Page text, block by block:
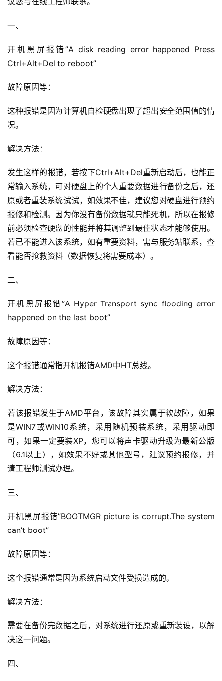
一、
开机黑屏报错”A disk reading error happened Press
Ctrl+Alt+Del to reboot”
故障原因等：
这种报错是因为计算机自检硬盘出现了超出安全范围值的情
况。
解决方法：
发生这样的报错，若按下Ctrl+Alt+Del重新启动后，也能正
常输入系统，可对硬盘上的个人重要数据进行备份之后，还
原或者重装系统试试，如效果不佳，建议您对硬盘进行预约
报修和检测。 因为你没有备份数据就只能死机，所以在报修
前必须检查硬盘的性能并将其调整到最佳状态才能够使用。
若已不能进入该系统，如有重要资料，需与服务站联系，查
看能否抢救资料（数据恢复将需要成本）。
二、
开机黑屏报错”A Hyper Transport sync flooding error
happened on the last boot”
故障原因等：
这个报错通常指开机报错AMD中HT总线。
解决方法：
若该报错发生于AMD平台，该故障其实属于软故障，如果
是WIN7或WIN10系统，采用随机预装系统，采用驱动即
可，如果一定要装XP，您可以将声卡驱动升级为最新公版
（6.1以上），如效果不好或其他型号，建议预约报修，并
请工程师测试办理。
三、
开机黑屏报错”BOOTMGR picture is corrupt.The system
can’t boot”
故障原因等：
这个报错通常是因为系统启动文件受损造成的。
解决方法：
需要在备份完数据之后，对系统进行还原或重新装设，以解
决这一问题。
四、